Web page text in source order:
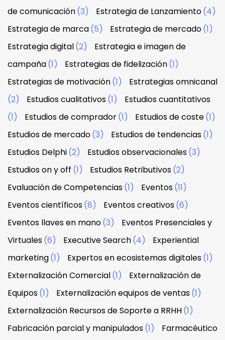
de comunicación(3) Estrategia de Lanzamiento(4)
Estrategia de marca(5) Estrategia de mercado(1)
Estrategia digital(2)
Estrategia e imagen de
campaña(1) Estrategias de fidelización(1)
Estrategias de motivación(1)
Estrategias omnicanal
(2)
Estudios cualitativos(1)
Estudios cuantitativos
(1)
Estudios de comprador(1) Estudios de coste(1)
Estudios de mercado(3) Estudios de tendencias(1)
Estudios Delphi(2) Estudios observacionales(3)
Estudios on y off (1) Estudios Retributivos(2)
Evaluación de Competencias(1) Eventos(11)
Eventos científicos(8) Eventos creativos(6)
Eventos llaves en mano(3)
Eventos Presenciales y
Virtuales(6) Executive Search(4)
Experiential
marketing(1) Expertos en ecosistemas digitales(1)
Externalización Comercial(1)
Externalización de
Equipos(1) Externalización equipos de ventas(1)
Externalización Recursos de Soporte a RRHH(1)
Fabricación parcial y manipulados(1) Farmacéutico